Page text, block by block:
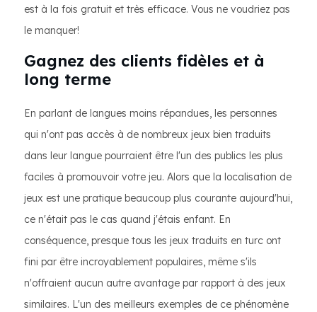
est à la fois gratuit et très efficace. Vous ne voudriez pas
le manquer!
Gagnez des clients fidèles et à
long terme
En parlant de langues moins répandues, les personnes
qui n'ont pas accès à de nombreux jeux bien traduits
dans leur langue pourraient être l'un des publics les plus
faciles à promouvoir votre jeu. Alors que la localisation de
jeux est une pratique beaucoup plus courante aujourd'hui,
ce n'était pas le cas quand j'étais enfant. En
conséquence, presque tous les jeux traduits en turc ont
fini par être incroyablement populaires, même s'ils
n'offraient aucun autre avantage par rapport à des jeux
similaires. L'un des meilleurs exemples de ce phénomène